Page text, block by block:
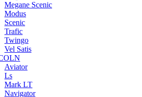
Megane Scenic
Modus
Scenic
Trafic
Twingo
Vel Satis
Aviator
Ls
Mark LT
Navigator